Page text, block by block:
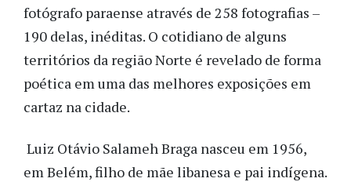
fotógrafo paraense através de 258 fotografias –
190 delas, inéditas. O cotidiano de alguns
territórios da região Norte é revelado de forma
poética em uma das melhores exposições em
cartaz na cidade.
Luiz Otávio Salameh Braga nasceu em 1956,
em Belém, filho de mãe libanesa e pai indígena.